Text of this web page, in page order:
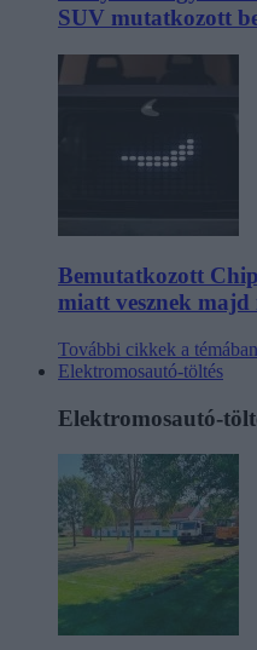
SUV mutatkozott
Bemutatkozott
miatt vesznek majd
További cikkek a témában
Elektromosautó-töltés
Elektromosautó-